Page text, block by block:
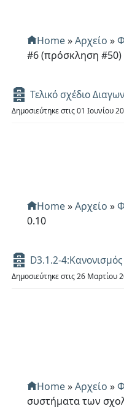
Home»Αρχείο »
#6 (πρόσκληση #50)
Α
χ
Τελικό σχέδιο
Δημοσιεύτηκε στις 01 Ιουνίου
Home»Αρχείο »
0.10
Α
χ
D3.1.2-
Δημοσιεύτηκε στις 26 Μαρτίου
Home»Αρχείο »
συστήματα των